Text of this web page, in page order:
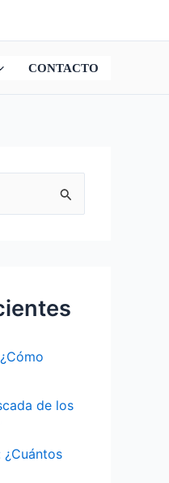
CONTACTO
de los
¿Cuántos